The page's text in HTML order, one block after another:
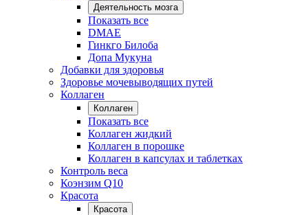
Деятельность мозга
Показать все
DMAE
Гинкго Билоба
Допа Мукуна
Добавки для здоровья
Здоровье мочевыводящих путей
Коллаген
Коллаген
Показать все
Коллаген жидкий
Коллаген в порошке
Коллаген в капсулах и таблетках
Контроль веса
Коэнзим Q10
Красота
Красота